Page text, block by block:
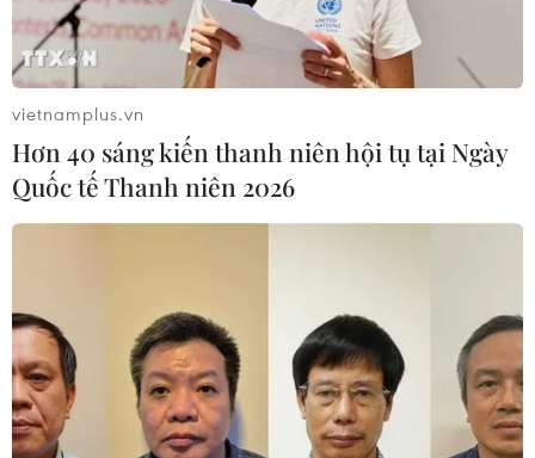
vietnamplus.vn
Hơn 40 sáng kiến thanh niên hội tụ tại Ngày
Quốc tế Thanh niên 2026